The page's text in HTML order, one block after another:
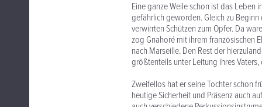
Eine ganze Weile schon ist das
gefährlich geworden. Gleich zu
verwirrten Schützen zum Opfer. Da
zog Gnahoré mit ihrem französischen
nach Marseille. Den Rest der
größtenteils unter Leitung ihres
Zweifellos hat er seine Tochter schon
heutige Sicherheit und Präsenz auch